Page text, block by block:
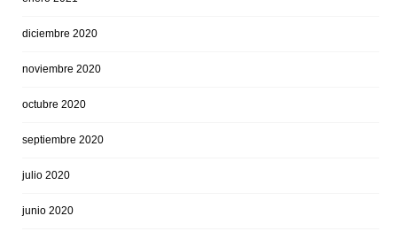
diciembre 2020
noviembre 2020
octubre 2020
septiembre 2020
julio 2020
junio 2020